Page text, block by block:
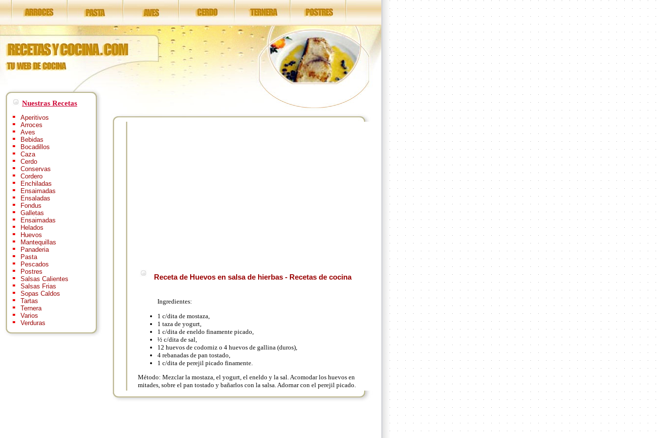
Nuestras Recetas
Aperitivos
Arroces
Aves
Bebidas
Bocadillos
Caza
Cerdo
Conservas
Cordero
Enchiladas
Ensaimadas
Ensaladas
Fondus
Galletas
Ensaimadas
Helados
Huevos
Mantequillas
Panaderia
Pasta
Pescados
Postres
Salsas Calientes
Salsas Frias
Sopas Caldos
Tartas
Ternera
Varios
Verduras
Receta de Huevos en salsa de hierbas - Recetas de cocina
Ingredientes:
1 c/dita de mostaza,
1 taza de yogurt,
1 c/dita de eneldo finamente picado,
½ c/dita de sal,
12 huevos de codorniz o 4 huevos de gallina (duros),
4 rebanadas de pan tostado,
1 c/dita de perejil picado finamente.
Método: Mezclar la mostaza, el yogurt, el eneldo y la sal. Acomodar los huevos en
mitades, sobre el pan tostado y bañarlos con la salsa. Adornar con el perejil picado.